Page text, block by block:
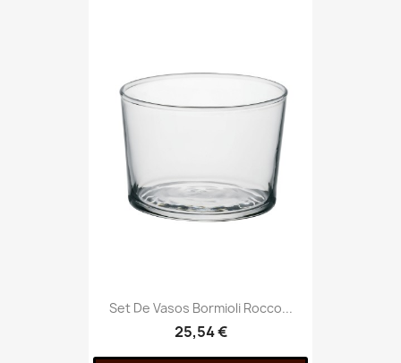
Set De Vasos Bormioli Rocco...
25,54 €